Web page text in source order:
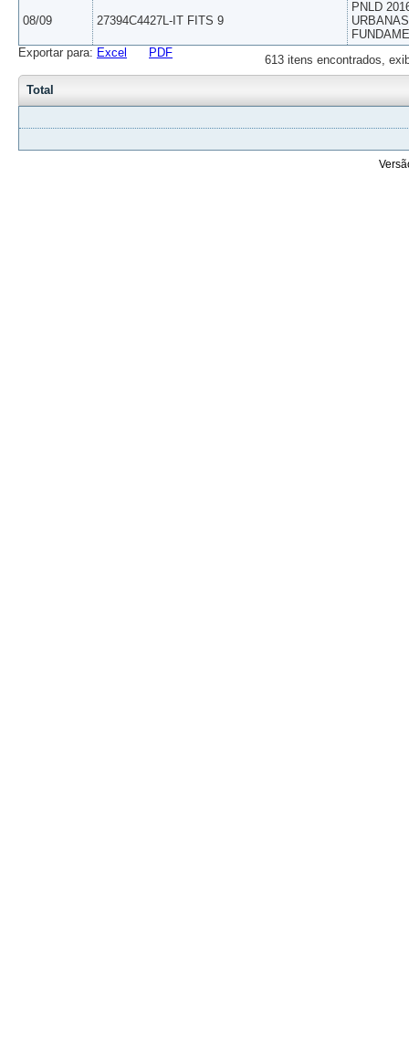
08/09 27394C4427L-IT FITS 9
PNLD
613 itens encontrados,
Exportar para: Excel PDF
Total